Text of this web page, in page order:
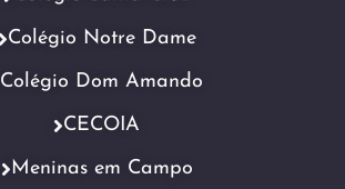
Colégio Notre Dame
Colégio Dom Amando
CECOIA
Meninas em Campo